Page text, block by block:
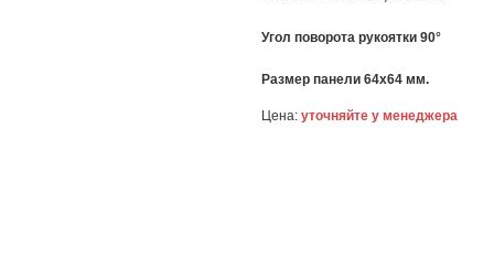
Угол поворота рукоятки 90°
Размер панели 64x64 мм.
Цена:уточняйте у менеджера